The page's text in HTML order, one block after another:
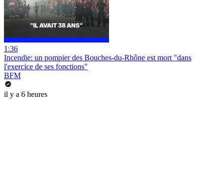
1:36
Incendie: un pompier des Bouches-du-Rhône est mort "dans
l'exercice de ses fonctions"
BFM
il y a 6 heures